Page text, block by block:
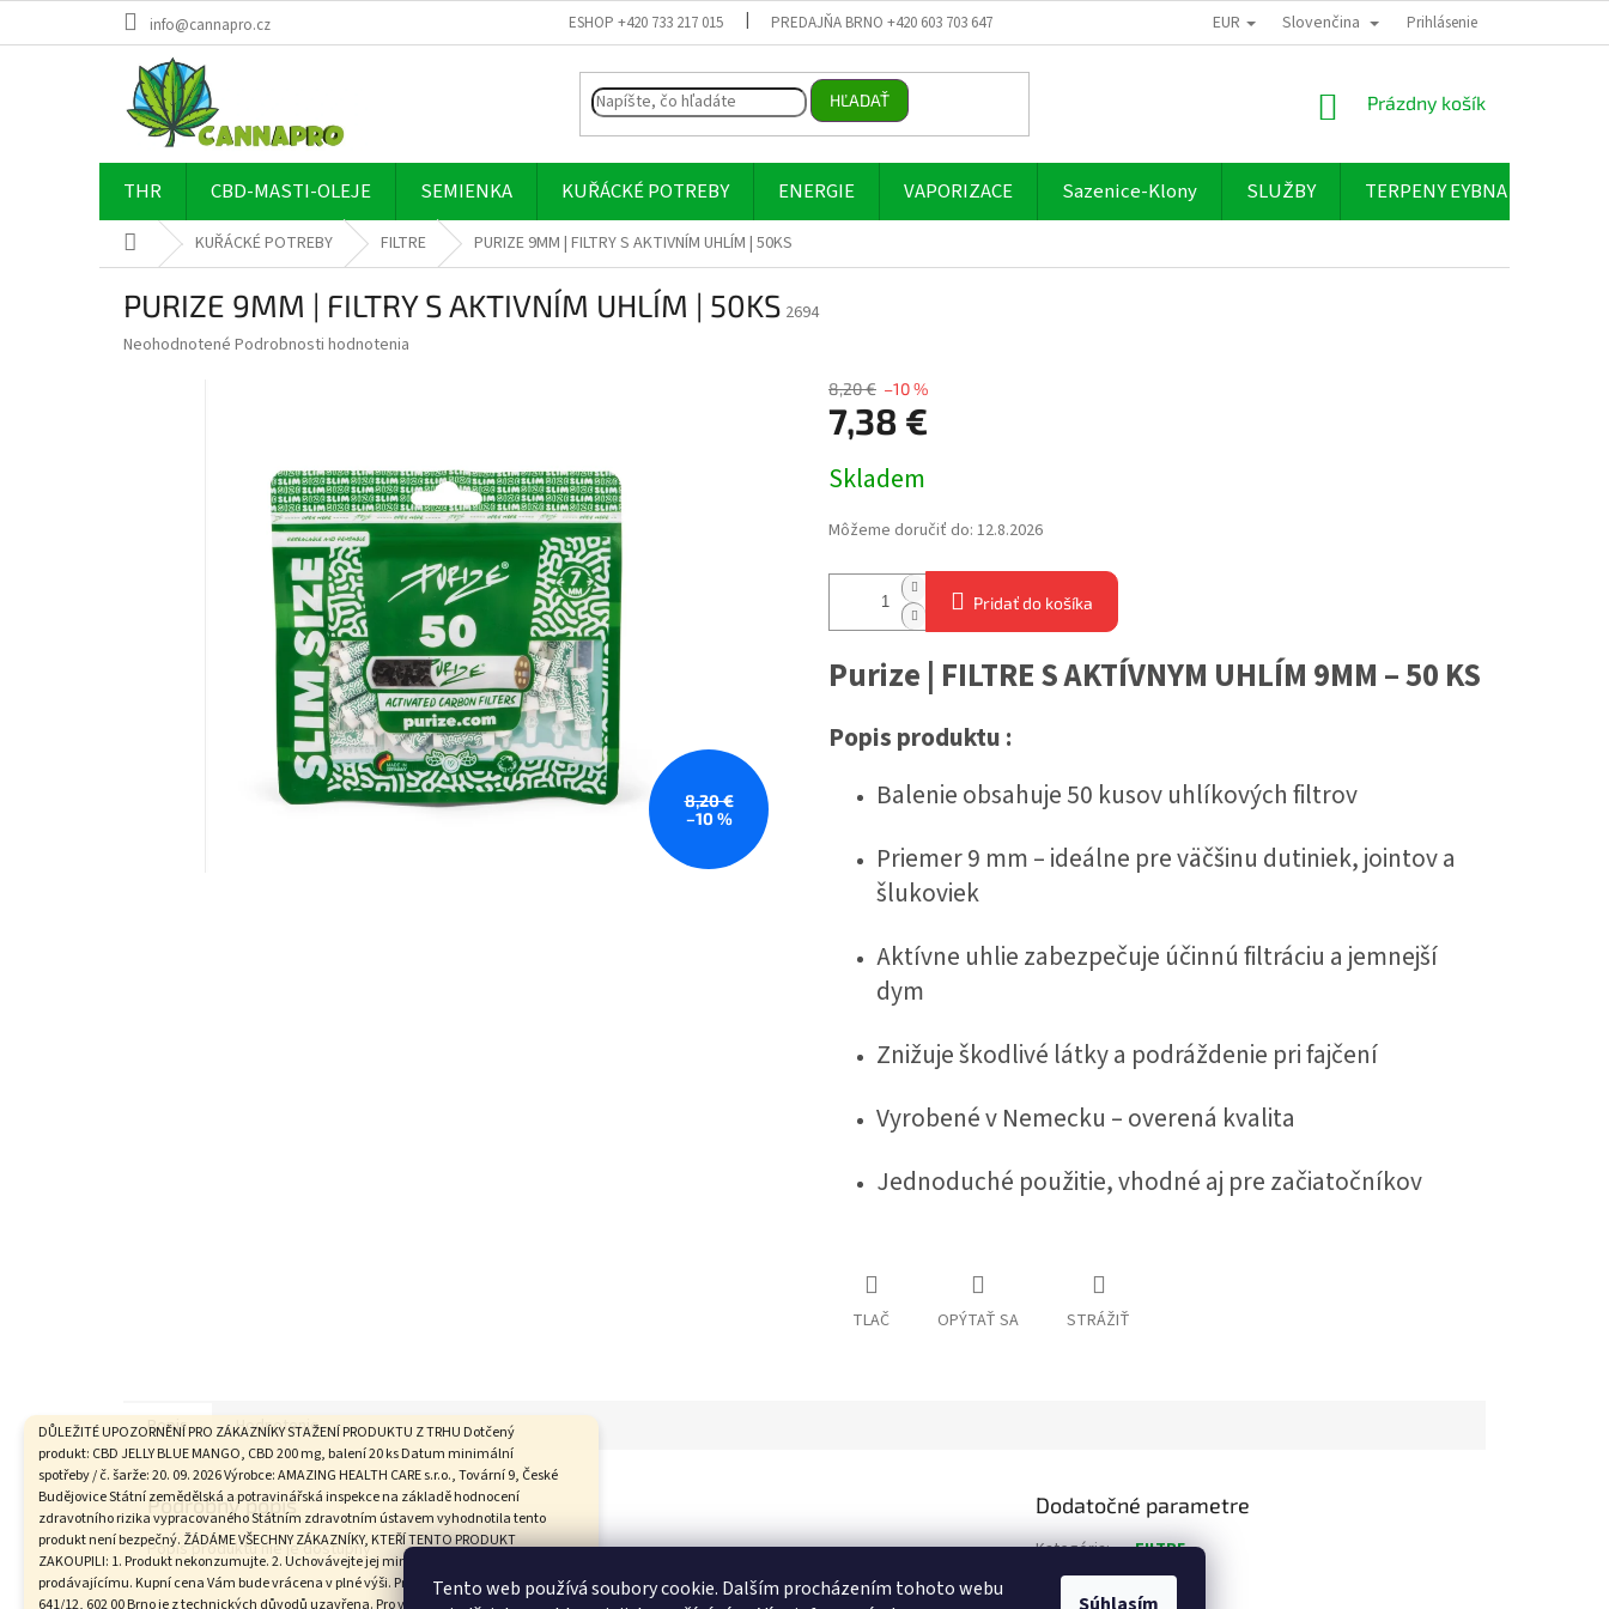
Tento web používá soubory cookie. Dalším procházením tohoto webu
DŮLEŽITÉ UPOZORNĚNÍ PRO ZÁKAZNÍKY STAŽENÍ PRODUKTU Z TRHU Dotčený
produkt: CBD JELLY BLUE MANGO, CBD 200 mg, balení 20 ks Datum minimální
spotřeby / č. šarže: 20. 09. 2026 Výrobce: AMAZING HEALTH CARE s.r.o., Tovární 9, České
Budějovice Státní zemědělská a potravinářská inspekce na základě hodnocení
zdravotního rizika vypracovaného Státním zdravotním ústavem vyhodnotila tento
produkt není bezpečný. ŽÁDÁME VŠECHNY ZÁKAZNÍKY, KTEŘÍ TENTO PRODUKT
ZAKOUPILI: 1. Produkt nekonzumujte. 2. Uchovávejte jej mimo dosah dětí. 3. Vraťte jej
prodávajícímu. Kupní cena Vám bude vrácena v plné výši. Provozovna na adrese Kozí
info@cannapro.cz ESHOP +420 733 217 015 PREDAJŇA BRNO +420 603 703 647 EUR Slovenčina Prihlásenie
HĽADAŤ
NÁKUPNÝ
Prázdny košík
THR CBD-MASTI-OLEJE SEMIENKA KUŘÁCKÉ POTREBY ENERGIE VAPORIZACE Sazenice-Klony SLUŽBY TERPENY EYBNA
DomovKUŘÁCKÉ POTREBY FILTRE PURIZE 9MM | FILTRY S AKTIVNÍM UHLÍM | 50KS
PURIZE 9MM | FILTRY S AKTIVNÍM UHLÍM | 50KS 2694
Priemerné
Neohodnotené Podrobnosti hodnotenia
8,20 €
–10 %
8,20 € –10 %
7,38 €
cena:
Skladem
Môžeme doručiť do: 12.8.2026
Pridať do košíka
Purize | FILTRE S AKTÍVNYM UHLÍM 9MM – 50 KS
Popis produktu :
Balenie obsahuje 50 kusov uhlíkových filtrov
Priemer 9 mm – ideálne pre väčšinu dutiniek, jointov a
šlukoviek
Aktívne uhlie zabezpečuje účinnú filtráciu a jemnejší
dym
Znižuje škodlivé látky a podráždenie pri fajčení
Vyrobené v Nemecku – overená kvalita
Jednoduché použitie, vhodné aj pre začiatočníkov
TLAČ OPÝTAŤ SA STRÁŽIŤ
Popis Hodnotenie
Podrobný popis
Popis produktu nie je dostupný
Dodatočné parametre
Kategória:
FILTRE
Hmotnosť: 0.1 kg